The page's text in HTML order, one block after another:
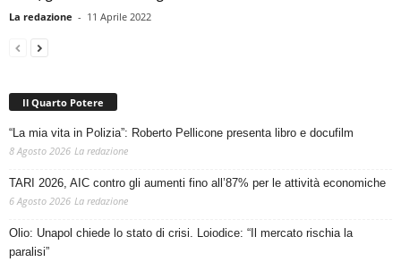
La redazione - 11 Aprile 2022
Il Quarto Potere
“La mia vita in Polizia”: Roberto Pellicone presenta libro e docufilm
8 Agosto 2026 La redazione
TARI 2026, AIC contro gli aumenti fino all’87% per le attività economiche
6 Agosto 2026 La redazione
Olio: Unapol chiede lo stato di crisi. Loiodice: “Il mercato rischia la
paralisi”